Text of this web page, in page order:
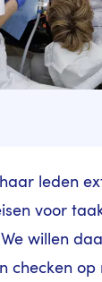
leden
voor
willen
checken